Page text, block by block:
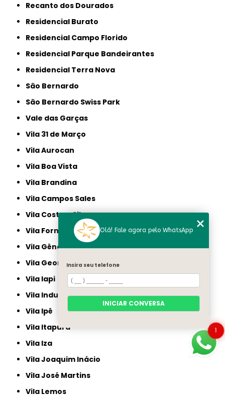
Recanto dos Dourados
Residencial Burato
Residencial Campo Florido
Residencial Parque Bandeirantes
Residencial Terra Nova
São Bernardo
São Bernardo Swiss Park
Vale das Garças
Vila 31 de Março
Vila Aurocan
Vila Boa Vista
Vila Brandina
Vila Campos Sales
Vila Costa e Silva
Vila Formosa
Vila Gênesis
Vila Georgina
Vila Iapi
Vila Industrial
Vila Ipê
Vila Itapura
Vila Iza
Vila Joaquim Inácio
Vila José Martins
Vila Lemos
1
Olá! Fale agora pelo WhatsApp
Insira seu telefone
INICIAR CONVERSA